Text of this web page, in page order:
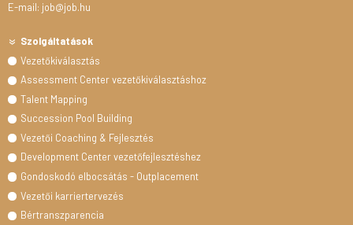
E-mail: job@job.hu
Szolgáltatások
Vezetőkiválasztás
Assessment Center vezetőkiválasztáshoz
Talent Mapping
Succession Pool Building
Vezetői Coaching & Fejlesztés
Development Center vezetőfejlesztéshez
Gondoskodó elbocsátás - Outplacement
Vezetői karriertervezés
Bértranszparencia